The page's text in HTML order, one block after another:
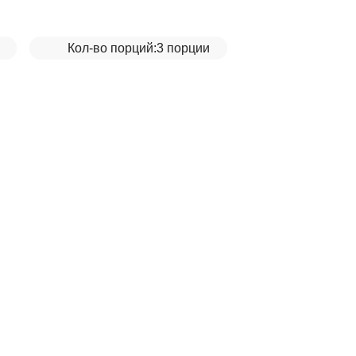
Кол-во порций:3 порции